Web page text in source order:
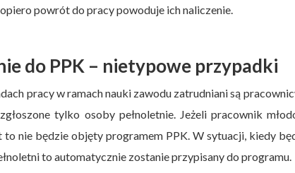
powrót do pracy powoduje ich naliczenie.
do PPK – nietypowe przypadki
pracy w ramach nauki zawodu zatrudniani są
tylko osoby pełnoletnie. Jeżeli pracownik
nie będzie objęty programem PPK. W sytuacji, kiedy
to automatycznie zostanie przypisany do programu.